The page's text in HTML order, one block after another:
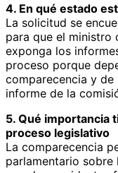
4. En qué estado
La solicitud se
para que el ministro
exponga los
proceso porque
comparecencia y
informe de la
5. Qué importancia
proceso legislativo
La comparecencia
parlamentario